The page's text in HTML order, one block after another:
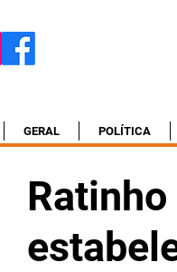
GERAL POLÍTICA